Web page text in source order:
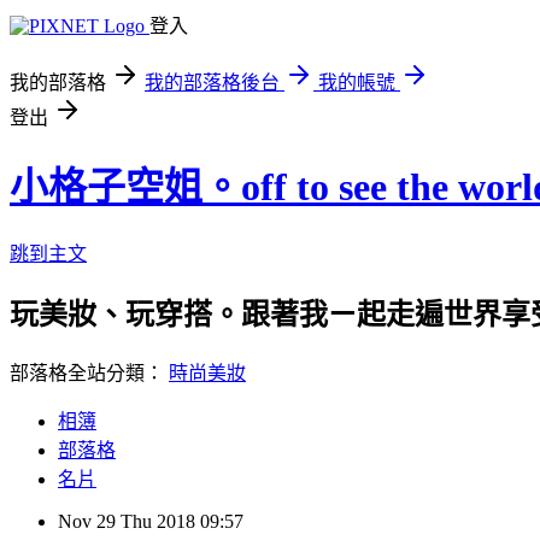
登入
我的部落格 我的部落格後台
我的帳號
登出
小格子空姐。off to see the
跳到主文
玩美妝、玩穿搭。跟著我ㄧ起走遍世界享
部落格全站分類： 時尚美妝
相簿
部落格
名片
Nov 29 Thu 2018 09:57